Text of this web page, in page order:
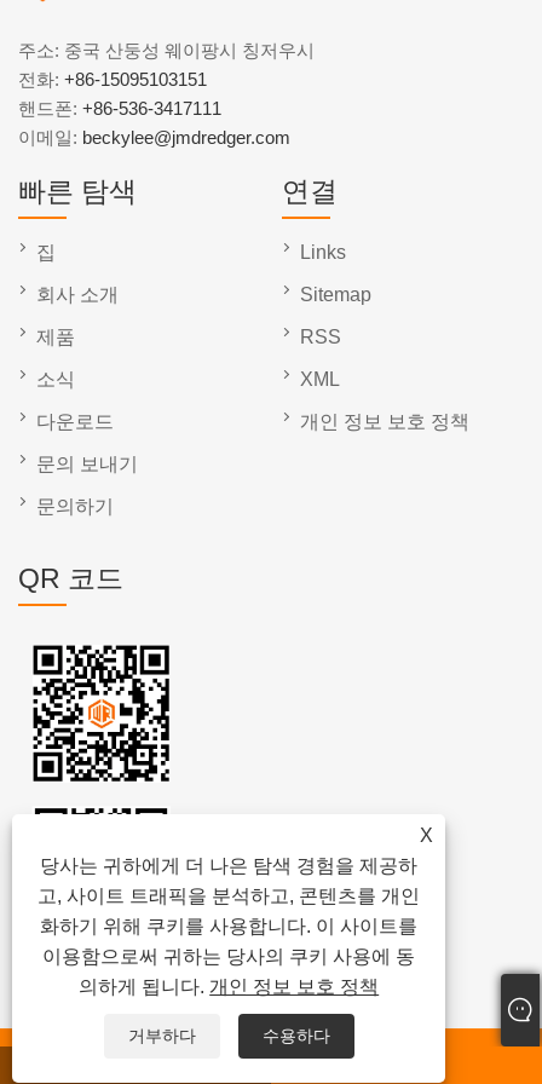
X
당사는 귀하에게 더 나은 탐색 경험을 제공하
고, 사이트 트래픽을 분석하고, 콘텐츠를 개인
화하기 위해 쿠키를 사용합니다. 이 사이트를
이용함으로써 귀하는 당사의 쿠키 사용에 동
의하게 됩니다. 개인 정보 보호 정책
거부하다 수용하다
주소: 중국 산둥성 웨이팡시 칭저우시
전화: +86-15095103151
핸드폰: +86-536-3417111
이메일: beckylee@jmdredger.com
빠른 탐색
집
회사 소개
제품
소식
다운로드
문의 보내기
문의하기
연결
Links
Sitemap
RSS
XML
개인 정보 보호 정책
QR 코드
웨이팡 진멍 준설기 유한회사모든 권리 보유.